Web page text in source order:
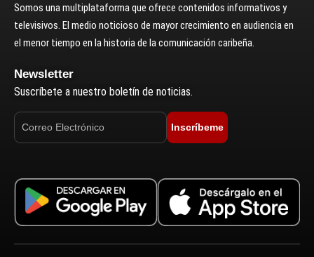
Somos una multiplataforma que ofrece contenidos informativos y
televisivos. El medio noticioso de mayor crecimiento en audiencia en
el menor tiempo en la historia de la comunicación caribeña.
Newsletter
Suscríbete a nuestro boletín de noticias.
Inscríbeme